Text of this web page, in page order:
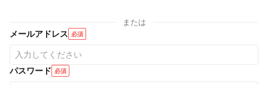
または
メールアドレス 必須
パスワード 必須